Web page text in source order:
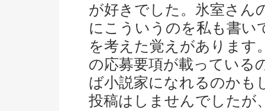
が好きでした。氷室さん
にこういうのを私も書い
を考えた覚えがあります
の応募要項が載っている
ば小説家になれるのかも
投稿はしませんでしたが